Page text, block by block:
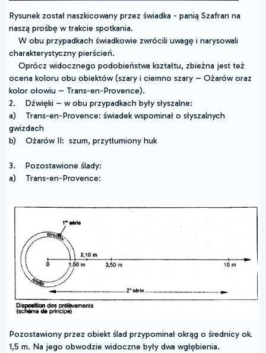
Rysunek został naszkicowany przez świadka - panią Szafran na
naszą prośbę w trakcie spotkania.
W obu przypadkach świadkowie zwrócili uwagę i narysowali
charakterystyczny pierścień.
Oprócz widocznego podobieństwa kształtu, zbieżna jest też
ocena koloru obu obiektów (szary i ciemno szary – Ożarów oraz
kolor ołowiu – Trans-en-Provence).
2. Dźwięki – w obu przypadkach były słyszalne:
a) Trans-en-Provence: świadek wspominał o słyszalnych
gwizdach
b) Ożarów II: szum, przytłumiony huk
3. Pozostawione ślady:
a) Trans-en-Provence:
Pozostawiony przez obiekt ślad przypominał okrąg o średnicy ok.
1,5 m. Na jego obwodzie widoczne były dwa wgłębienia.